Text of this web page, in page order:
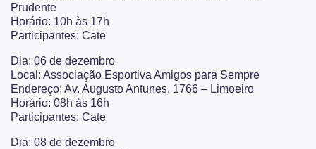
Prudente
Horário: 10h às 17h
Participantes: Cate
Dia: 06 de dezembro
Local: Associação Esportiva Amigos para Sempre
Endereço: Av. Augusto Antunes, 1766 – Limoeiro
Horário: 08h às 16h
Participantes: Cate
Dia: 08 de dezembro